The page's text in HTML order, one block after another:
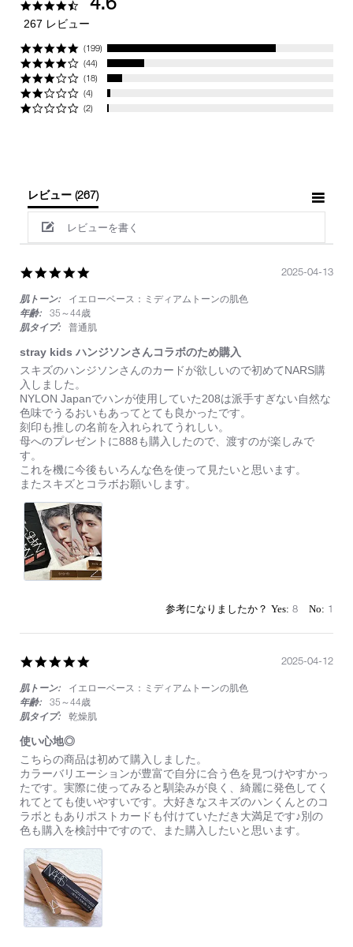
4.6
267 レビュー
(199)
(44)
(18)
(4)
(2)
レビュー (267)
レビューを書く
rating
肌トーン:
イエローベース：ミディアムトーンの肌色
年齢:
35～44歳
肌タイプ:
普通肌
stray kids ハンジソンさんコラボのため購入
Review
by
on
13
Apr
2025
review
stating
stray
kids
ハ
ン
ジ
ソ
ン
さ
ん
コ
ラ
ボ
の
た
め
スキズのハンジソンさんのカードが欲しいので初めてNARS購
入しました。
NYLON Japanでハンが使用していた208は派手すぎない自然な
色味でうるおいもあってとても良かったです。
刻印も推しの名前を入れられてうれしい。
母へのプレゼントに888も購入したので、渡すのが楽しみで
す。
これを機に今後もいろんな色を使って見たいと思います。
またスキズとコラボお願いします。
2025-04-13
8 1
rating
肌トーン:
イエローベース：ミディアムトーンの肌色
年齢:
35～44歳
肌タイプ:
乾燥肌
使い心地◎
Review
by
on
12
Apr
2025
review
stating
使
い
心
地
◎
こちらの商品は初めて購入しました。
カラーバリエーションが豊富で自分に合う色を見つけやすかっ
たです。実際に使ってみると馴染みが良く、綺麗に発色してく
れてとても使いやすいです。大好きなスキズのハンくんとのコ
ラボともありポストカードも付けていただき大満足です♪別の
色も購入を検討中ですので、また購入したいと思います。
2025-04-12